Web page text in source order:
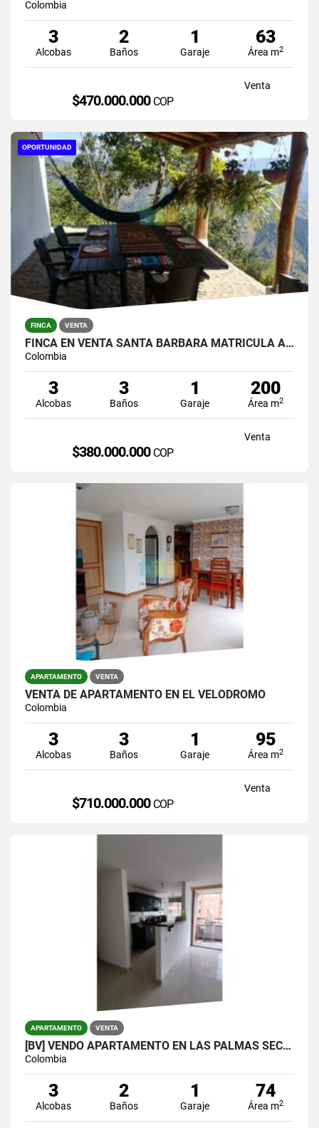
Colombia
3
Alcobas
2
Baños
1
Garaje
63
Área m2
Venta
$470.000.000 COP
OPORTUNIDAD
FINCA VENTA
FINCA EN VENTA SANTA BARBARA MATRICULA AL 100%
Colombia
3
Alcobas
3
Baños
1
Garaje
200
Área m2
Venta
$380.000.000 COP
APARTAMENTO VENTA
VENTA DE APARTAMENTO EN EL VELODROMO
Colombia
3
Alcobas
3
Baños
1
Garaje
95
Área m2
Venta
$710.000.000 COP
APARTAMENTO VENTA
[BV] VENDO APARTAMENTO EN LAS PALMAS SECTOR LOMA DEL INDIO
Colombia
3
Alcobas
2
Baños
1
Garaje
74
Área m2